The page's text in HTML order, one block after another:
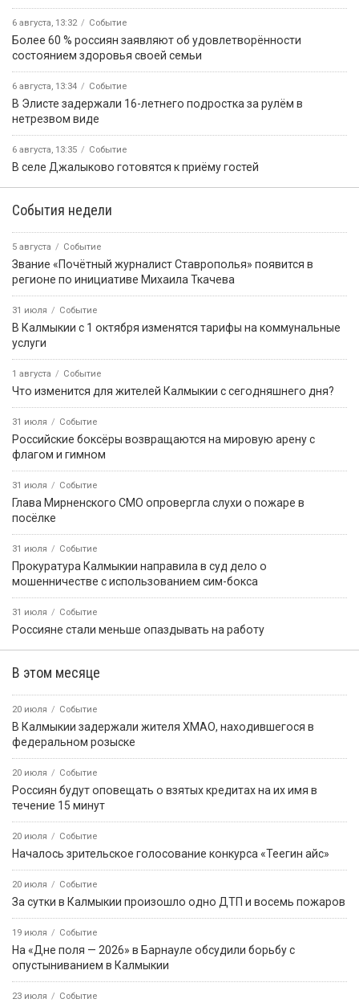
6 августа, 13:32 Событие
Более 60 % россиян заявляют об удовлетворённости
состоянием здоровья своей семьи
6 августа, 13:34 Событие
В Элисте задержали 16-летнего подростка за рулём в
нетрезвом виде
6 августа, 13:35 Событие
В селе Джалыково готовятся к приёму гостей
События недели
5 августа Событие
Звание «Почётный журналист Ставрополья» появится в
регионе по инициативе Михаила Ткачева
31 июля Событие
В Калмыкии с 1 октября изменятся тарифы на коммунальные
услуги
1 августа Событие
Что изменится для жителей Калмыкии с сегодняшнего дня?
31 июля Событие
Российские боксёры возвращаются на мировую арену с
флагом и гимном
31 июля Событие
Глава Мирненского СМО опровергла слухи о пожаре в
посёлке
31 июля Событие
Прокуратура Калмыкии направила в суд дело о
мошенничестве с использованием сим-бокса
31 июля Событие
Россияне стали меньше опаздывать на работу
В этом месяце
20 июля Событие
В Калмыкии задержали жителя ХМАО, находившегося в
федеральном розыске
20 июля Событие
Россиян будут оповещать о взятых кредитах на их имя в
течение 15 минут
20 июля Событие
Началось зрительское голосование конкурса «Теегин айс»
20 июля Событие
За сутки в Калмыкии произошло одно ДТП и восемь пожаров
19 июля Событие
На «Дне поля — 2026» в Барнауле обсудили борьбу с
опустыниванием в Калмыкии
23 июля Событие